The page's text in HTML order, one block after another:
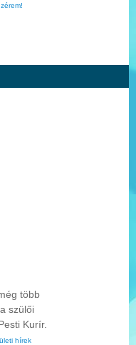
több
szülői
Kurír.
hírek